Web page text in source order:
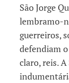
São Jorge
lembramo-
guerreiros,
defendiam
claro, reis.